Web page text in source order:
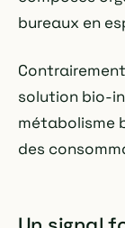
bureaux en
solution bio-
métabolisme
des